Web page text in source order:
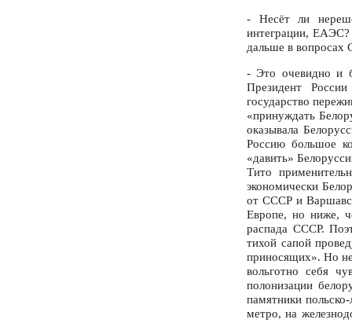
- Несёт ли
интеграции, ЕАЭС?
дальше в вопросах
- Это очевидно и
Президент
государство
«принуждать
оказывала
Россию большое
«давить»
Тито
экономически
от СССР и
Европе, но ниже,
распада СССР.
тихой сапой
приносящих». Но не
вольготно себя
полонизации
памятники
метро, на